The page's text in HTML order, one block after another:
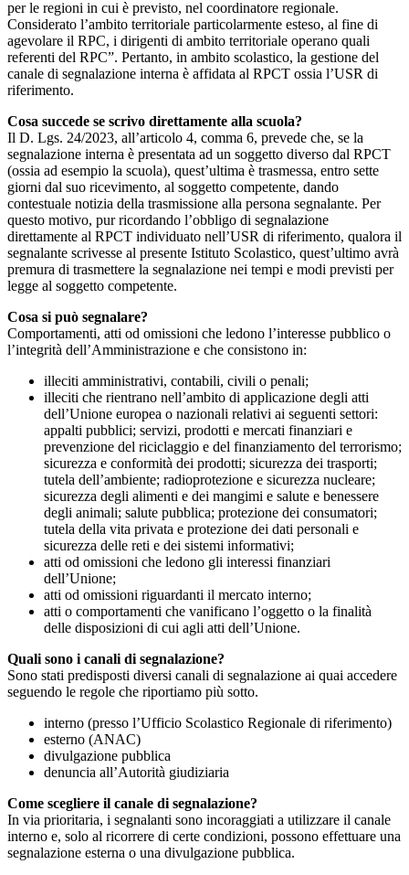
per le regioni in cui è previsto, nel coordinatore regionale.
Considerato l’ambito territoriale particolarmente esteso, al fine di
agevolare il RPC, i dirigenti di ambito territoriale operano quali
referenti del RPC”. Pertanto, in ambito scolastico, la gestione del
canale di segnalazione interna è affidata al RPCT ossia l’USR di
riferimento.
Cosa succede se scrivo direttamente alla scuola?
Il D. Lgs. 24/2023, all’articolo 4, comma 6, prevede che, se la
segnalazione interna è presentata ad un soggetto diverso dal RPCT
(ossia ad esempio la scuola), quest’ultima è trasmessa, entro sette
giorni dal suo ricevimento, al soggetto competente, dando
contestuale notizia della trasmissione alla persona segnalante. Per
questo motivo, pur ricordando l’obbligo di segnalazione
direttamente al RPCT individuato nell’USR di riferimento, qualora il
segnalante scrivesse al presente Istituto Scolastico, quest’ultimo avrà
premura di trasmettere la segnalazione nei tempi e modi previsti per
legge al soggetto competente.
Cosa si può segnalare?
Comportamenti, atti od omissioni che ledono l’interesse pubblico o
l’integrità dell’Amministrazione e che consistono in:
illeciti amministrativi, contabili, civili o penali;
illeciti che rientrano nell’ambito di applicazione degli atti
dell’Unione europea o nazionali relativi ai seguenti settori:
appalti pubblici; servizi, prodotti e mercati finanziari e
prevenzione del riciclaggio e del finanziamento del terrorismo;
sicurezza e conformità dei prodotti; sicurezza dei trasporti;
tutela dell’ambiente; radioprotezione e sicurezza nucleare;
sicurezza degli alimenti e dei mangimi e salute e benessere
degli animali; salute pubblica; protezione dei consumatori;
tutela della vita privata e protezione dei dati personali e
sicurezza delle reti e dei sistemi informativi;
atti od omissioni che ledono gli interessi finanziari
dell’Unione;
atti od omissioni riguardanti il mercato interno;
atti o comportamenti che vanificano l’oggetto o la finalità
delle disposizioni di cui agli atti dell’Unione.
Quali sono i canali di segnalazione?
Sono stati predisposti diversi canali di segnalazione ai quai accedere
seguendo le regole che riportiamo più sotto.
interno (presso l’Ufficio Scolastico Regionale di riferimento)
esterno (ANAC)
divulgazione pubblica
denuncia all’Autorità giudiziaria
Come scegliere il canale di segnalazione?
In via prioritaria, i segnalanti sono incoraggiati a utilizzare il canale
interno e, solo al ricorrere di certe condizioni, possono effettuare una
segnalazione esterna o una divulgazione pubblica.